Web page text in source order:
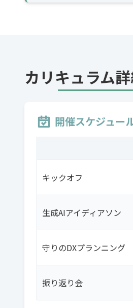
カリキュラム
開催スケジュー
キックオフ
生成AIアイディアソン
守りのDXプランニング
振り返り会